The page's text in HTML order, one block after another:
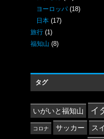
ヨーロッパ (18)
日本 (17)
旅行 (1)
福知山 (8)
タグ
いがいと福知山 イ
コロナ サッカー ス